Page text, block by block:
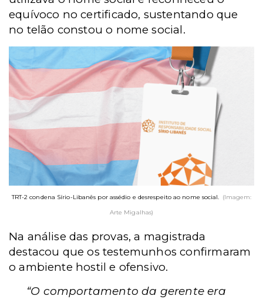
equívoco no certificado, sustentando que
no telão constou o nome social.
TRT-2 condena Sírio-Libanês por assédio e desrespeito ao nome social. (Imagem:
Arte Migalhas)
Na análise das provas, a magistrada
destacou que os testemunhos confirmaram
o ambiente hostil e ofensivo.
“O comportamento da gerente era